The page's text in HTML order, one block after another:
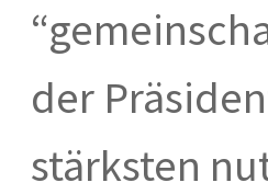
der
stärksten